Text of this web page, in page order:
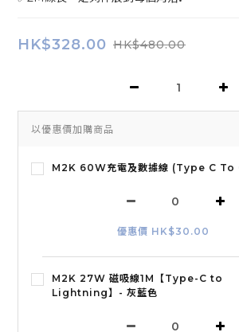
HK$328.00 HK$480.00
以優惠價加購商品
M2K 60W充電及數據線 (Type C To
優惠價 HK$30.00
M2K 27W 磁吸線1M【Type-C to
Lightning】- 灰藍色